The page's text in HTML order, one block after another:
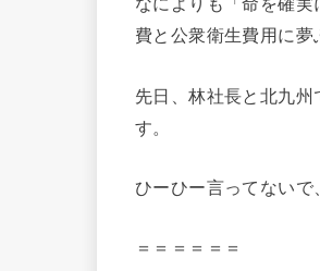
費と公衆衛生費用に夢
先日、林社長と北九
す。
ひーひー言ってないで
＝＝＝＝＝＝